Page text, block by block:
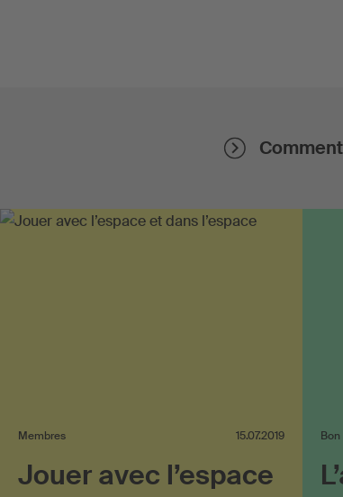
Membres 15.07.2019
Jouer avec l’espace